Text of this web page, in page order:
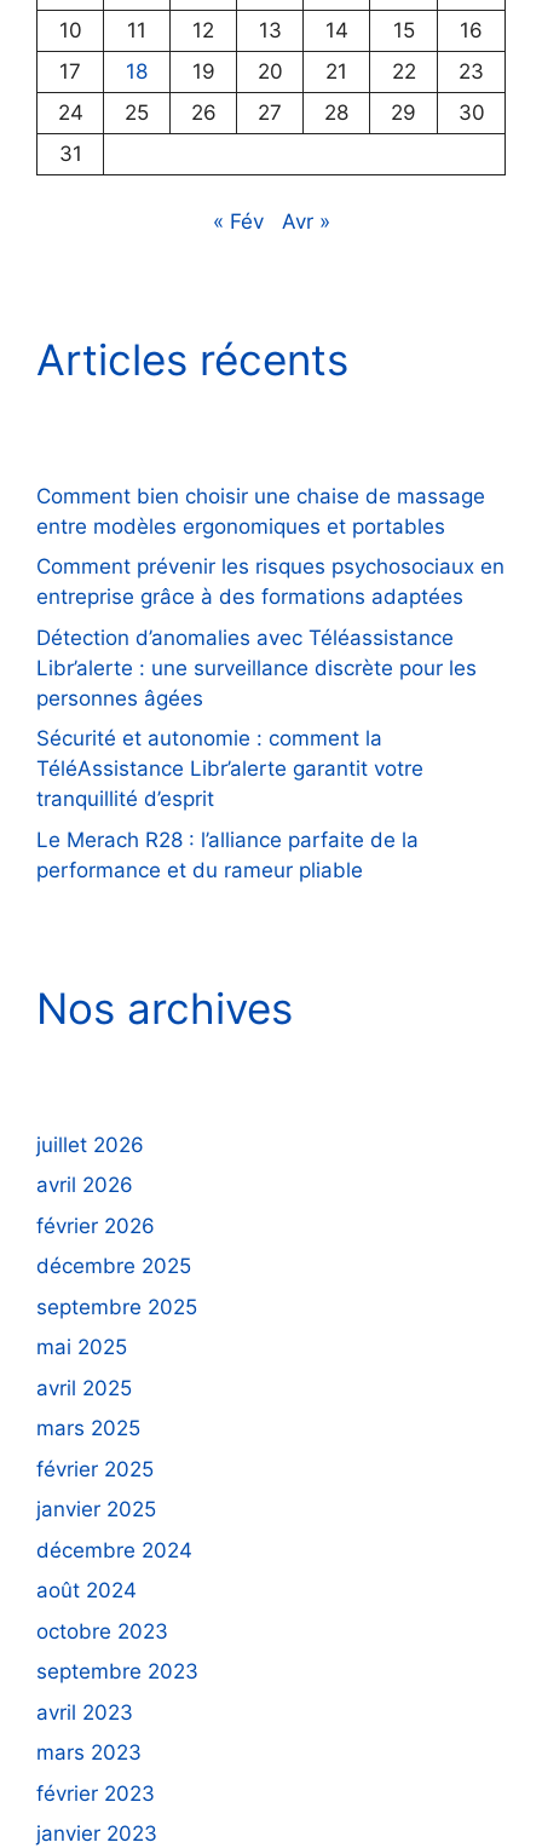
10
11 12 13 14 15
16
17
18 19 20 21 22
23
24
25 26 27 28 29
30
31
« Fév Avr »
Articles récents
Comment bien choisir une chaise de massage
entre modèles ergonomiques et portables
Comment prévenir les risques psychosociaux en
entreprise grâce à des formations adaptées
Détection d’anomalies avec Téléassistance
Libr’alerte : une surveillance discrète pour les
personnes âgées
Sécurité et autonomie : comment la
TéléAssistance Libr’alerte garantit votre
tranquillité d’esprit
Le Merach R28 : l’alliance parfaite de la
performance et du rameur pliable
Nos archives
juillet 2026
avril 2026
février 2026
décembre 2025
septembre 2025
mai 2025
avril 2025
mars 2025
février 2025
janvier 2025
décembre 2024
août 2024
octobre 2023
septembre 2023
avril 2023
mars 2023
février 2023
janvier 2023